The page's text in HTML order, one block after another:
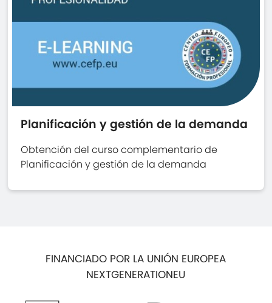
Planificación y gestión de la demanda
Obtención del curso complementario de
Planificación y gestión de la demanda
FINANCIADO POR LA UNIÓN EUROPEA
NEXTGENERATIONEU